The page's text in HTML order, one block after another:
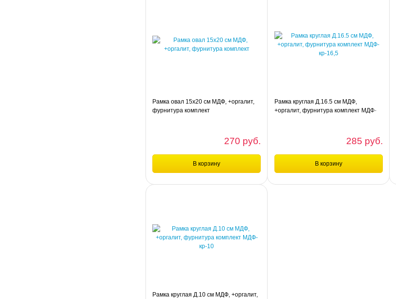
Рамка овал 15х20 см МДФ, +оргалит,
фурнитура комплект
270 руб.
В корзину
Рамка круглая Д.16.5 см МДФ,
+оргалит, фурнитура комплект МДФ-
285 руб.
В корзину
Рамка круглая Д.10 см МДФ, +оргалит,